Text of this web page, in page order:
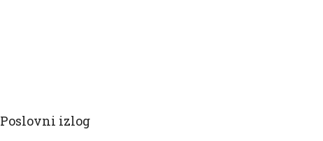
Poslovni izlog